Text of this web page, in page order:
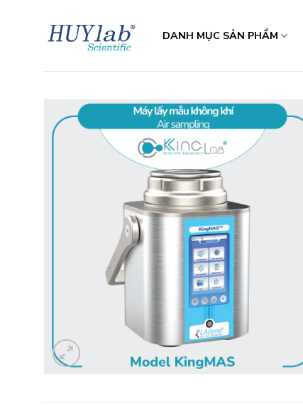
DANH MỤC SẢN PHẨM